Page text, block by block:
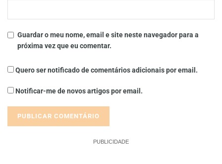
Guardar o meu nome, email e site neste navegador para a
próxima vez que eu comentar.
Quero ser notificado de comentários adicionais por email.
Notificar-me de novos artigos por email.
PUBLICIDADE